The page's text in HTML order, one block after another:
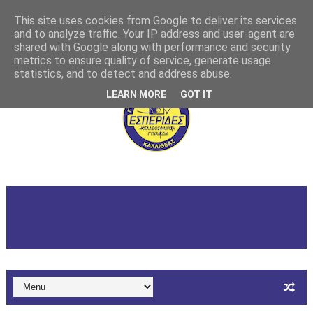
This site uses cookies from Google to deliver its services
and to analyze traffic. Your IP address and user-agent are
shared with Google along with performance and security
metrics to ensure quality of service, generate usage
statistics, and to detect and address abuse.
LEARN MORE GOT IT